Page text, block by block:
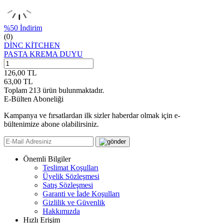
%50 İndirim
(0)
DİNC KİTCHEN
PASTA KREMA DUYU
126,00 TL
63,00 TL
Toplam 213 ürün bulunmaktadır.
E-Bülten Aboneliği
Kampanya ve fırsatlardan ilk sizler haberdar olmak için e-
bültenimize abone olabilirsiniz.
Önemli Bilgiler
Teslimat Koşulları
Üyelik Sözleşmesi
Satış Sözleşmesi
Garanti ve İade Koşulları
Gizlilik ve Güvenlik
Hakkımızda
Hızlı Erişim